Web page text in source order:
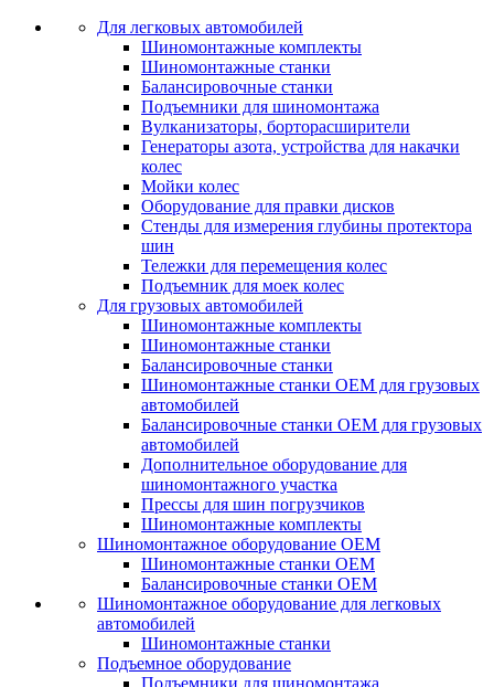
Для легковых автомобилей
Шиномонтажные комплекты
Шиномонтажные станки
Балансировочные станки
Подъемники для шиномонтажа
Вулканизаторы, борторасширители
Генераторы азота, устройства для накачки
колес
Мойки колес
Оборудование для правки дисков
Стенды для измерения глубины протектора
шин
Тележки для перемещения колес
Подъемник для моек колеc
Для грузовых автомобилей
Шиномонтажные комплекты
Шиномонтажные станки
Балансировочные станки
Шиномонтажные станки ОЕМ для грузовых
автомобилей
Балансировочные станки ОЕМ для грузовых
автомобилей
Дополнительное оборудование для
шиномонтажного участка
Прессы для шин погрузчиков
Шиномонтажные комплекты
Шиномонтажное оборудование ОЕМ
Шиномонтажные станки ОЕМ
Балансировочные станки ОЕМ
Шиномонтажное оборудование для легковых
автомобилей
Шиномонтажные станки
Подъемное оборудование
Подъемники для шиномонтажа